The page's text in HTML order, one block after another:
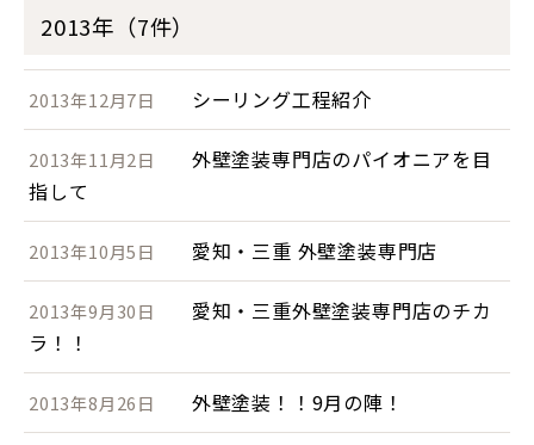
2013年（7件）
2013年12月7日 シーリング工程紹介
2013年11月2日
外壁塗装専門店のパイオニアを目
指して
2013年10月5日 愛知・三重 外壁塗装専門店
2013年9月30日
愛知・三重外壁塗装専門店のチカ
ラ！！
2013年8月26日 外壁塗装！！9月の陣！